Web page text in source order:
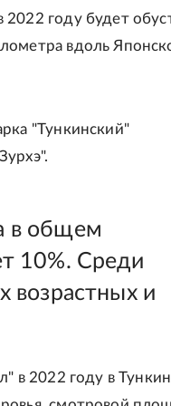
году будет
вдоль
"Тункинский"
в общем
10%. Среди
возрастных и
в 2022 году в